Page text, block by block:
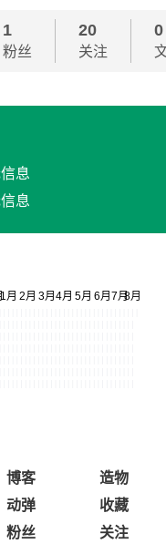
1
粉丝
20
关注
0
息
息
博客
造物
动弹
收藏
粉丝 关注